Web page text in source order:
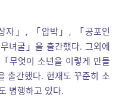
자」, 「압박」, 「공포인
녀굴」을 출간했다. 그외에
무엇이 소년을 이렇게 만들
출간했다. 현재도 꾸준히 소
병행하고 있다.